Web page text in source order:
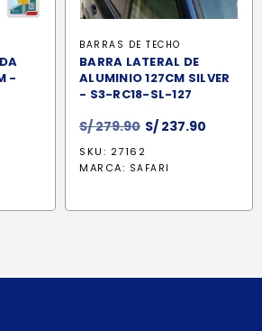
-
BARRAS DE TECHO
BARRA LATERAL DE
ALUMINIO 127CM SILVER
- S3-RC18-SL-127
S/279.90 El
original
S/ 237.90
SKU: 27162
MARCA: SAFARI